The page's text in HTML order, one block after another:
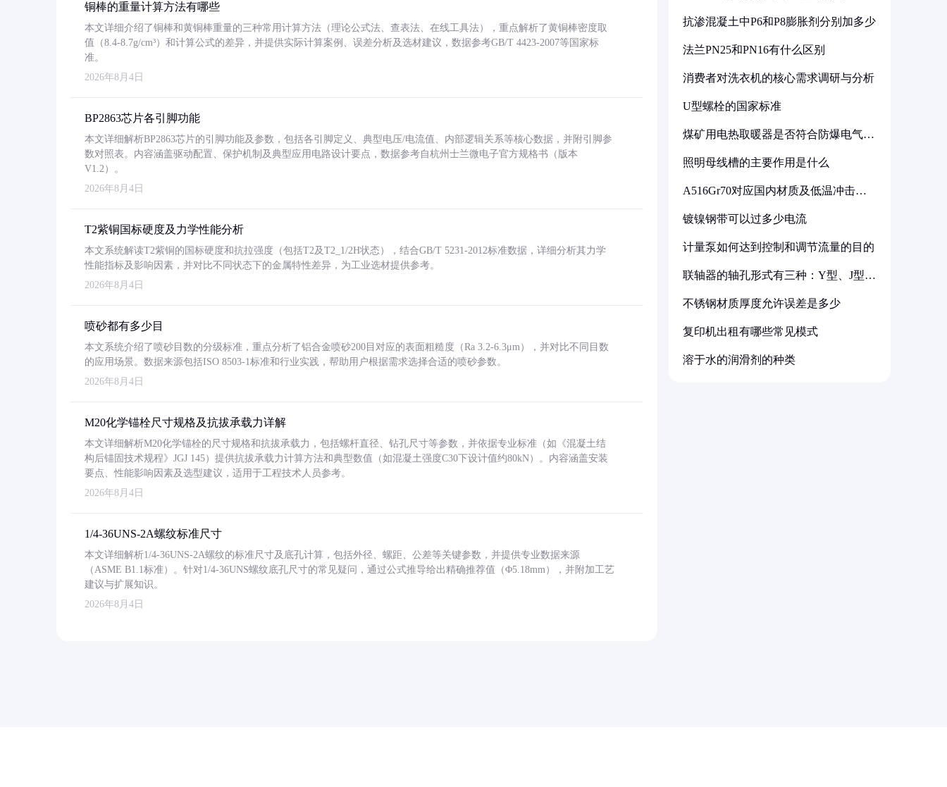
铜棒的重量计算方法有哪些
本文详细介绍了铜棒和黄铜棒重量的三种常用计算方法（理论公式法、查表法、在线工具法），重点解析了黄铜棒密度取
值（8.4-8.7g/cm³）和计算公式的差异，并提供实际计算案例、误差分析及选材建议，数据参考GB/T 4423-2007等国家标
准。
2026年8月4日
BP2863芯片各引脚功能
本文详细解析BP2863芯片的引脚功能及参数，包括各引脚定义、典型电压/电流值、内部逻辑关系等核心数据，并附引脚参
数对照表。内容涵盖驱动配置、保护机制及典型应用电路设计要点，数据参考自杭州士兰微电子官方规格书（版本
V1.2）。
2026年8月4日
T2紫铜国标硬度及力学性能分析
本文系统解读T2紫铜的国标硬度和抗拉强度（包括T2及T2_1/2H状态），结合GB/T 5231-2012标准数据，详细分析其力学
性能指标及影响因素，并对比不同状态下的金属特性差异，为工业选材提供参考。
2026年8月4日
喷砂都有多少目
本文系统介绍了喷砂目数的分级标准，重点分析了铝合金喷砂200目对应的表面粗糙度（Ra 3.2-6.3μm），并对比不同目数
的应用场景。数据来源包括ISO 8503-1标准和行业实践，帮助用户根据需求选择合适的喷砂参数。
2026年8月4日
M20化学锚栓尺寸规格及抗拔承载力详解
本文详细解析M20化学锚栓的尺寸规格和抗拔承载力，包括螺杆直径、钻孔尺寸等参数，并依据专业标准（如《混凝土结
构后锚固技术规程》JGJ 145）提供抗拔承载力计算方法和典型数值（如混凝土强度C30下设计值约80kN）。内容涵盖安装
要点、性能影响因素及选型建议，适用于工程技术人员参考。
2026年8月4日
1/4-36UNS-2A螺纹标准尺寸
本文详细解析1/4-36UNS-2A螺纹的标准尺寸及底孔计算，包括外径、螺距、公差等关键参数，并提供专业数据来源
（ASME B1.1标准）。针对1/4-36UNS螺纹底孔尺寸的常见疑问，通过公式推导给出精确推荐值（Φ5.18mm），并附加工艺
建议与扩展知识。
2026年8月4日
抗渗混凝土中P6和P8膨胀剂分别加多少
法兰PN25和PN16有什么区别
消费者对洗衣机的核心需求调研与分析
U型螺栓的国家标准
煤矿用电热取暖器是否符合防爆电气设
照明母线槽的主要作用是什么
A516Gr70对应国内材质及低温冲击要
镀镍钢带可以过多少电流
计量泵如何达到控制和调节流量的目的
联轴器的轴孔形式有三种：Y型、J型、
不锈钢材质厚度允许误差是多少
复印机出租有哪些常见模式
溶于水的润滑剂的种类